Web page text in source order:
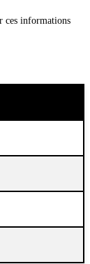
ces informations